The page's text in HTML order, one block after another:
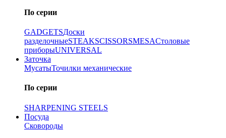
По серии
GADGETSДоски
разделочныеSTEAKSCISSORSMESAСтоловые
приборыUNIVERSAL
Заточка
МусатыТочилки механические
По серии
SHARPENING STEELS
Посуда
Сковороды